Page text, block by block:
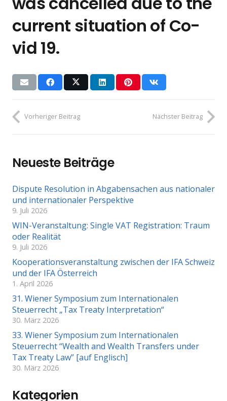
current situation of Co-
vid 19.
Vorheriger Beitrag Nächster Beitrag
Neueste Beiträge
Dispute Resolution in Abgabensachen aus nationaler
und internationaler Perspektive
9. Juli 2026
WIN-Veranstaltung: Single VAT Registration: Traum
oder Realität
9. Juli 2026
Kooperationsveranstaltung zwischen der IFA Schweiz
und der IFA Österreich
1. April 2026
31. Wiener Symposium zum Internationalen
Steuerrecht „Tax Treaty Interpretation“
30. März 2026
33. Wiener Symposium zum Internationalen
Steuerrecht “Wealth and Wealth Transfers under
Tax Treaty Law” [auf Englisch]
30. März 2026
Kategorien